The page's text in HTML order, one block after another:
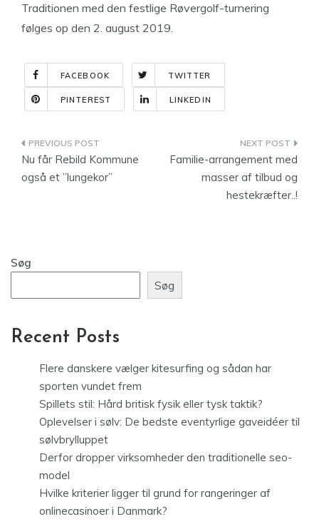
Traditionen med den festlige Røvergolf-turnering
følges op den 2. august 2019.
FACEBOOK TWITTER
PINTEREST LINKEDIN
Indlægsnavigation
Nu får Rebild Kommune
også et ”lungekor”
Familie-arrangement med
masser af tilbud og
hestekræfter..!
Søg
Søg
Recent Posts
Flere danskere vælger kitesurfing og sådan har
sporten vundet frem
Spillets stil: Hård britisk fysik eller tysk taktik?
Oplevelser i sølv: De bedste eventyrlige gaveidéer til
sølvbrylluppet
Derfor dropper virksomheder den traditionelle seo-
model
Hvilke kriterier ligger til grund for rangeringer af
onlinecasinoer i Danmark?